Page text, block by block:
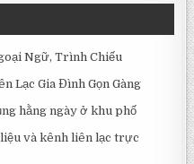
Ngữ, Trình Chiếu
Lạc Gia Đình Gọn Gàng
hằng ngày ở khu phố
và kênh liên lạc trực